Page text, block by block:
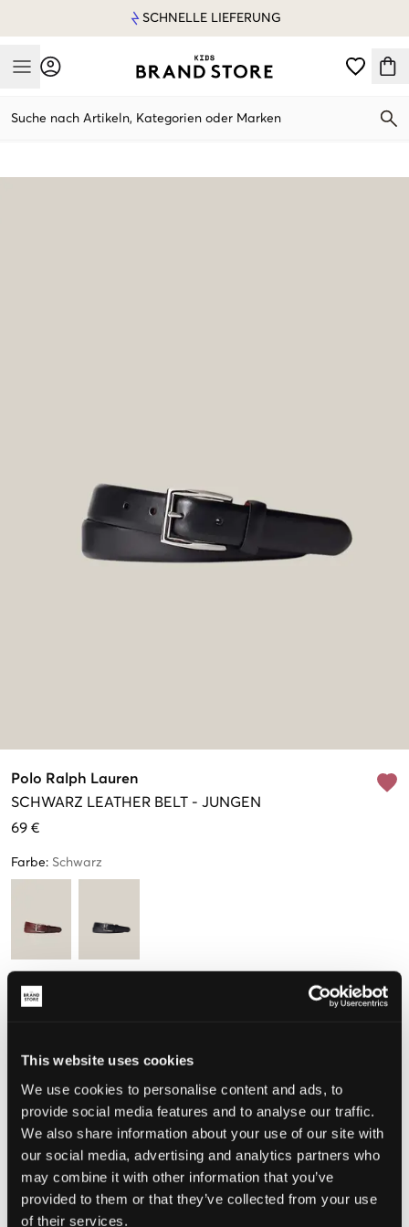
This website uses cookies
We use cookies to personalise content and ads, to
provide social media features and to analyse our traffic.
We also share information about your use of our site with
our social media, advertising and analytics partners who
may combine it with other information that you’ve
provided to them or that they’ve collected from your use
of their services.
SCHNELLE LIEFERUNG
Mobile Menu
Suche nach Artikeln, Kategorien oder Marken
Polo Ralph Lauren
SCHWARZ LEATHER BELT - JUNGEN
69 €
Farbe: Schwarz
Wahrgenommene Größe
Klein Perfekt Groß
GRÖSSENBERATER
WÄHLEN SIE EINE GRÖSSE